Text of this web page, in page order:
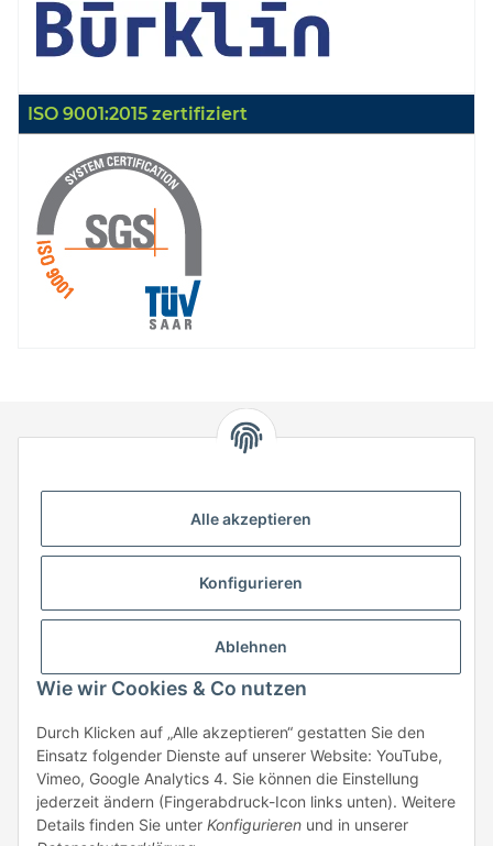
ISO 9001:2015 zertifiziert
74538 Rosengarten-Uttenhofen
Telefon: +49 (0) 7907 943 690
Fax: +49 (0) 7907 942 0222
Mail:info@hstronic-gmbh.de
Beratung:+49 (0) 7907 943690
Anfragen oder Muster anfordern:
info@hstronic-gmbh.de
Alle akzeptieren
Konfigurieren
Ablehnen
Wie wir Cookies & Co nutzen
Durch Klicken auf „Alle akzeptieren“ gestatten Sie den
Einsatz folgender Dienste auf unserer Website: YouTube,
Vimeo, Google Analytics 4. Sie können die Einstellung
jederzeit ändern (Fingerabdruck-Icon links unten). Weitere
Details finden Sie unter Konfigurieren und in unserer